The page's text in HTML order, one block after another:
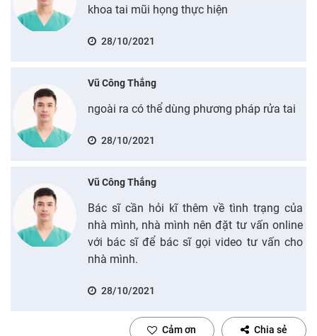
khoa tai mũi họng thực hiện
28/10/2021
Vũ Công Thắng
ngoài ra có thể dùng phương pháp rửa tai
28/10/2021
Vũ Công Thắng
Bác sĩ cần hỏi kĩ thêm về tình trạng của
nhà mình, nhà mình nên đặt tư vấn online
với bác sĩ để bác sĩ gọi video tư vấn cho
nhà mình.
28/10/2021
Cảm ơn Chia sẻ